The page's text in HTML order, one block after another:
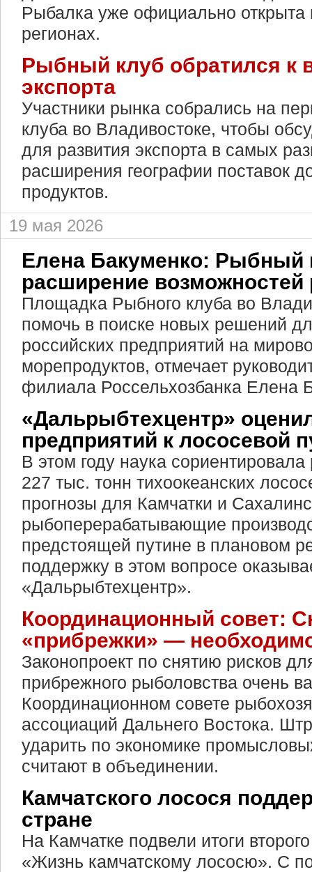
Рыбалка уже официально открыта
регионах.
Рыбный клуб обратился к
экспорта
Участники рынка собрались на
клуба во Владивостоке, чтобы
для развития экспорта в самых
расширения географии поставок
продуктов.
19 мая 2026
Елена Бакуменко: Рыбный
расширение возможностей
Площадка Рыбного клуба во
помочь в поиске новых решений
российских предприятий на
морепродуктов, отмечает
филиала Россельхозбанка Елена
«Дальрыбтехцентр»
предприятий к лососевой
В этом году наука
227 тыс. тонн тихоокеанских
прогнозы для Камчатки и
рыбоперерабатывающие
предстоящей путине в плановом
поддержку в этом вопросе
«Дальрыбтехцентр».
Координационный совет:
«прибрежки» —
Законопроект по снятию рисков
прибрежного рыболовства очень
Координационном совете
ассоциаций Дальнего Востока.
ударить по экономике
считают в объединении.
Камчатского лосося
стране
На Камчатке подвели итоги
«Жизнь камчатскому лососю». С